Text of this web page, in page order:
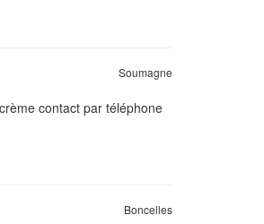
Soumagne
contact par téléphone
Boncelles